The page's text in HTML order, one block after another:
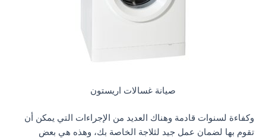
صيانة غسالات اريستون
وكفاءة لسنوات قادمة وهناك العديد من الإجراءات التي يمكن أن
تقوم بها لضمان عمل جيد لثلاجة الخاصة بك، وهذه هي بعض